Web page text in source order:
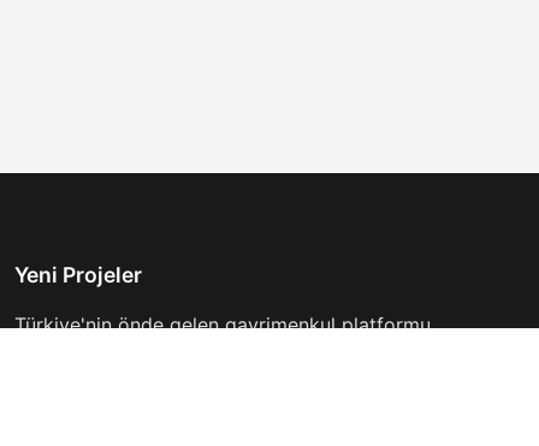
Yeni Projeler
Türkiye'nin önde gelen gayrimenkul platformu.